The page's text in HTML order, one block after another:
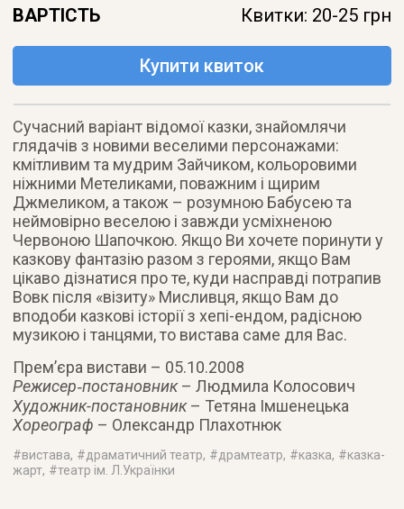
ВАРТІСТЬ Квитки: 20-25 грн
Купити квиток
Сучасний варіант відомої казки, знайомлячи
глядачів з новими веселими персонажами:
кмітливим та мудрим Зайчиком, кольоровими
ніжними Метеликами, поважним і щирим
Джмеликом, а також – розумною Бабусею та
неймовірно веселою і завжди усміхненою
Червоною Шапочкою. Якщо Ви хочете поринути у
казкову фантазію разом з героями, якщо Вам
цікаво дізнатися про те, куди насправді потрапив
Вовк після «візиту» Мисливця, якщо Вам до
вподоби казкові історії з хепі-ендом, радісною
музикою і танцями, то вистава саме для Вас.
Прем’єра вистави – 05.10.2008
Режисер‑постановник– Людмила Колосович
Художник-постановник– Тетяна Імшенецька
Хореограф – Олександр Плахотнюк
#вистава, #драматичний театр, #драмтеатр, #казка, #казка-
жарт, #театр ім. Л.Українки